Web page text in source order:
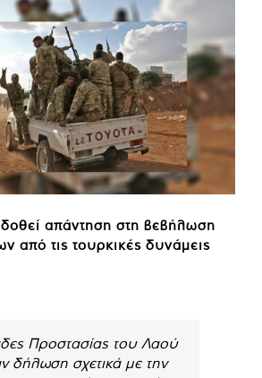
απάντηση στη βεβήλωση
από τις τουρκικές δυνάμεις
Προστασίας του Λαού
δήλωση σχετικά με την